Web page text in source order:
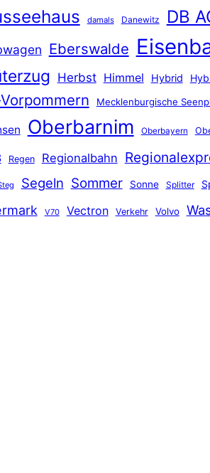
damals Danewitz DB
Eberswalde
Herbst Himmel Hybrid
Mecklenburgische
Oberbarnim Oberbayern
Regen Regionalbahn
Segeln Sommer Sonne Splitter
V70 Vectron Verkehr Volvo